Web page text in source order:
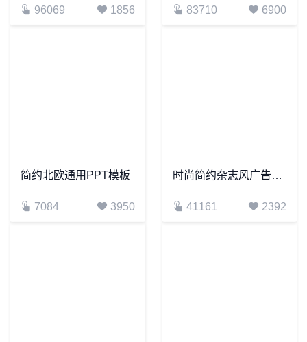
96069 1856 83710 6900
简约北欧通用PPT模板
7084 3950
时尚简约杂志风广告策划通用PPT模板
41161 2392